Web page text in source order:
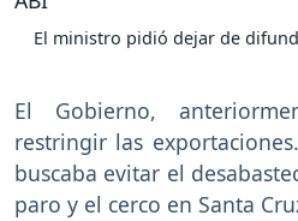
El ministro pidió dejar de
El Gobierno,
restringir las
buscaba evitar el
paro y el cerco en Santa